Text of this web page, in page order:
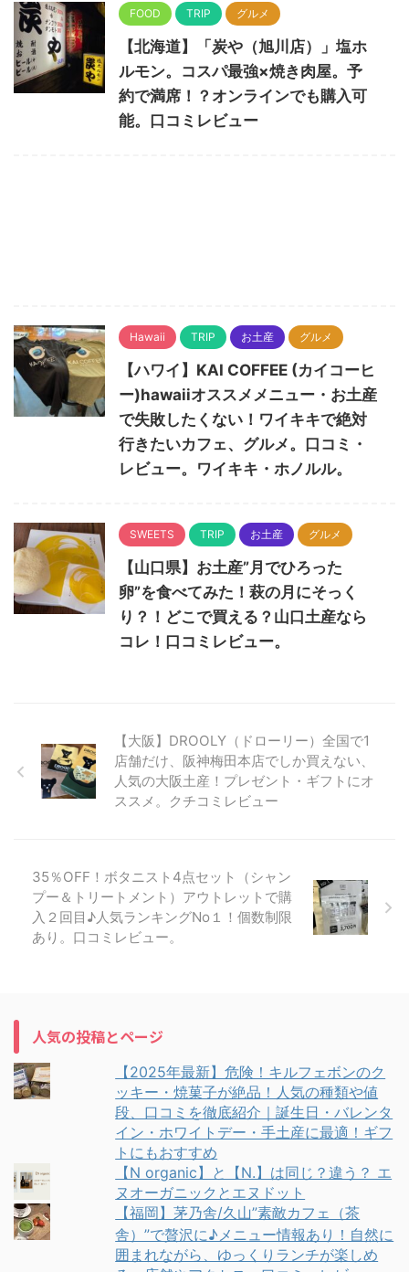
FOOD TRIP グルメ
【北海道】「炭や（旭川店）」塩ホ
ルモン。コスパ最強×焼き肉屋。予
約で満席！？オンラインでも購入可
能。口コミレビュー
Hawaii TRIP お土産 グルメ
【ハワイ】KAI COFFEE (カイコーヒ
ー)hawaiiオススメメニュー・お土産
で失敗したくない！ワイキキで絶対
行きたいカフェ、グルメ。口コミ・
レビュー。ワイキキ・ホノルル。
SWEETS TRIP お土産 グルメ
【山口県】お土産”月でひろった
卵”を食べてみた！萩の月にそっく
り？！どこで買える？山口土産なら
コレ！口コミレビュー。
【大阪】DROOLY（ドローリー）全国で1
店舗だけ、阪神梅田本店でしか買えない、
人気の大阪土産！プレゼント・ギフトにオ
ススメ。クチコミレビュー
35％OFF！ボタニスト4点セット（シャン
プー＆トリートメント）アウトレットで購
入２回目♪人気ランキングNo１！個数制限
あり。口コミレビュー。
人気の投稿とページ
【2025年最新】危険！キルフェボンのク
ッキー・焼菓子が絶品！人気の種類や値
段、口コミを徹底紹介｜誕生日・バレンタ
イン・ホワイトデー・手土産に最適！ギフ
トにもおすすめ
【N organic】と【N.】は同じ？違う？ エ
ヌオーガニックとエヌドット
【福岡】茅乃舎/久山”素敵カフェ（茶
舎）”で贅沢に♪メニュー情報あり！自然に
囲まれながら、ゆっくりランチが楽しめ